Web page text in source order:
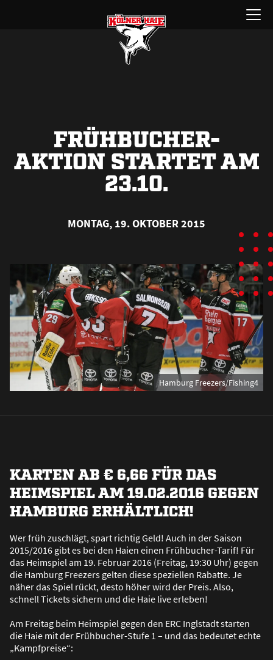
Menü
öffnen
FRÜHBUCHER-
AKTION STARTET AM
23.10.
MONTAG, 19. OKTOBER 2015
Hamburg Freezers/Fishing4
KARTEN AB € 6,66 FÜR DAS
HEIMSPIEL AM 19.02.2016 GEGEN
HAMBURG ERHÄLTLICH!
Wer früh zuschlägt, spart richtig Geld! Auch in der Saison
2015/2016 gibt es bei den Haien einen Frühbucher-Tarif! Für
das Heimspiel am 19. Februar 2016 (Freitag, 19:30 Uhr) gegen
die Hamburg Freezers gelten diese speziellen Rabatte. Je
näher das Spiel rückt, desto höher wird der Preis. Also,
schnell Tickets sichern und die Haie live erleben!
Am Freitag beim Heimspiel gegen den ERC Inglstadt starten
die Haie mit der Frühbucher-Stufe 1 – und das bedeutet echte
„Kampfpreise“: